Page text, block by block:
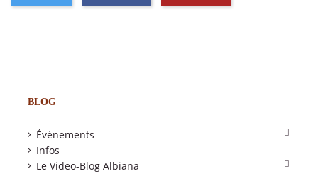
BLOG
Évènements 
Infos
Le Video-Blog Albiana
